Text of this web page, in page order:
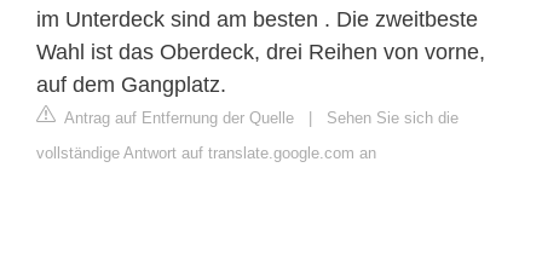
im Unterdeck sind am besten . Die zweitbeste
Wahl ist das Oberdeck, drei Reihen von vorne,
auf dem Gangplatz.
Antrag auf Entfernung der Quelle | Sehen Sie sich die
vollständige Antwort auf translate.google.com an